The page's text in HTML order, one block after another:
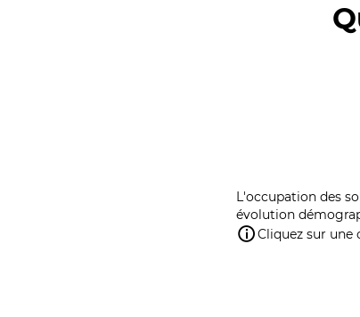
L'occupation des
évolution
Cliquez sur